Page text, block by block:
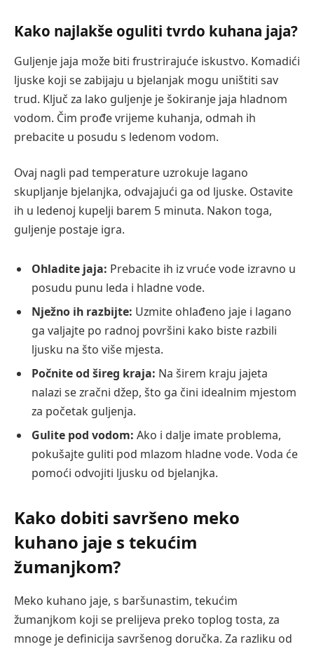
Kako najlakše oguliti tvrdo kuhana jaja?
Guljenje jaja može biti frustrirajuće iskustvo. Komadići
ljuske koji se zabijaju u bjelanjak mogu uništiti sav
trud. Ključ za lako guljenje je šokiranje jaja hladnom
vodom. Čim prođe vrijeme kuhanja, odmah ih
prebacite u posudu s ledenom vodom.
Ovaj nagli pad temperature uzrokuje lagano
skupljanje bjelanjka, odvajajući ga od ljuske. Ostavite
ih u ledenoj kupelji barem 5 minuta. Nakon toga,
guljenje postaje igra.
Ohladite jaja: Prebacite ih iz vruće vode izravno u
posudu punu leda i hladne vode.
Nježno ih razbijte: Uzmite ohlađeno jaje i lagano
ga valjajte po radnoj površini kako biste razbili
ljusku na što više mjesta.
Počnite od šireg kraja: Na širem kraju jajeta
nalazi se zračni džep, što ga čini idealnim mjestom
za početak guljenja.
Gulite pod vodom: Ako i dalje imate problema,
pokušajte guliti pod mlazom hladne vode. Voda će
pomoći odvojiti ljusku od bjelanjka.
Kako dobiti savršeno meko
kuhano jaje s tekućim
žumanjkom?
Meko kuhano jaje, s baršunastim, tekućim
žumanjkom koji se prelijeva preko toplog tosta, za
mnoge je definicija savršenog doručka. Za razliku od